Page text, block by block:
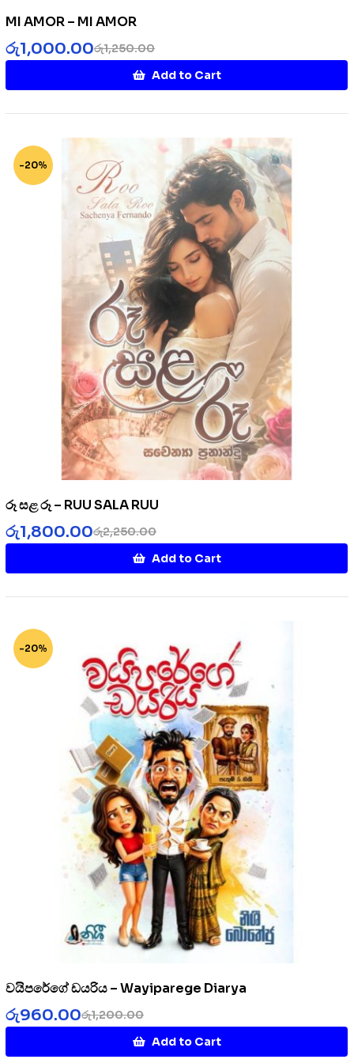
MI AMOR – MI AMOR
රු1,250.00
රු1,000.00
Add to Cart
-20%
රූ සළ රූ – RUU SALA RUU
රු2,250.00
රු1,800.00
Add to Cart
-20%
වයිපරේගේ ඩයරිය – Wayiparege Diarya
රු1,200.00
රු960.00
Add to Cart